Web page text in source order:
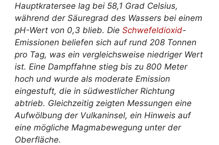
Hauptkratersee lag bei 58,1 Grad Celsius,
während der Säuregrad des Wassers bei einem
pH-Wert von 0,3 blieb. Die Schwefeldioxid-
Emissionen beliefen sich auf rund 208 Tonnen
pro Tag, was ein vergleichsweise niedriger Wert
ist. Eine Dampffahne stieg bis zu 800 Meter
hoch und wurde als moderate Emission
eingestuft, die in südwestlicher Richtung
abtrieb. Gleichzeitig zeigten Messungen eine
Aufwölbung der Vulkaninsel, ein Hinweis auf
eine mögliche Magmabewegung unter der
Oberfläche.